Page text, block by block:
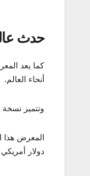
حدث
كما يعد
أنحاء العالم.
وتتميز نسخة 2024 بكونها الأكبر والأكثر تأثيرًا منذ انطلاقه قبل تسع سنوات.
دولار